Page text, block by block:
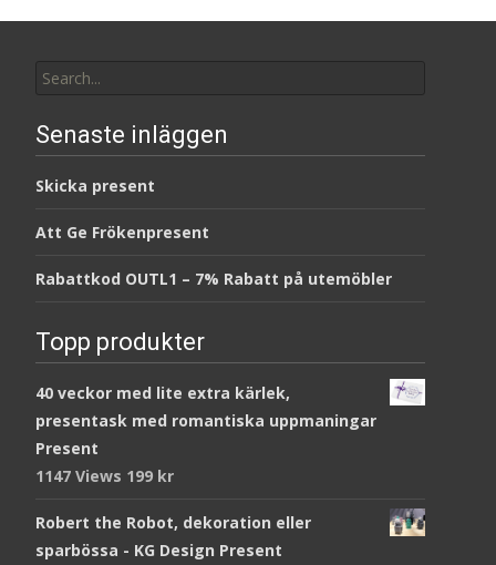
for:
Senaste inläggen
Skicka present
Att Ge Frökenpresent
Rabattkod OUTL1 – 7% Rabatt på utemöbler
Topp produkter
40 veckor med lite extra kärlek,
presentask med romantiska uppmaningar
Present
1147 Views 199 kr
Robert the Robot, dekoration eller
sparbössa - KG Design Present